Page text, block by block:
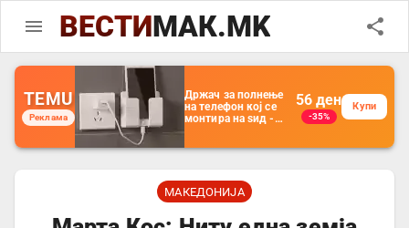
ВЕСТИМАК.MK
TEMU
Реклама
Држач за полнење
на телефон кој се
монтира на ѕид -
организатор за
далечински
управувач
56 ден
-35%
Купи
МАКЕДОНИЈА